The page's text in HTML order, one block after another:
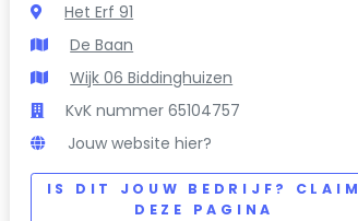
Het Erf 91
De Baan
Wijk 06 Biddinghuizen
KvK nummer 65104757
Jouw website hier?
IS DIT JOUW BEDRIJF? CLAIM
DEZE PAGINA